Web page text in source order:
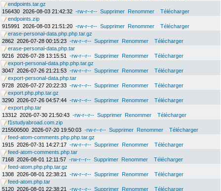
endpoints.tar.gz
156430 2026-08-03 21:42:32 -rw-r--r-- Supprimer Renommer
Télécharger
endpoints.zip
915991
2026-08-03 21:51:20 -rw-r--r-- Supprimer Renommer
Télécharger
erase-personal-data.php.php.tar.gz
2862 2026-07-28 00:15:23 -rw-r--r-- Supprimer Renommer
Télécharger
erase-personal-data.php.tar
9216 2026-07-28 13:15:51 -rw-r--r-- Supprimer Renommer
Télécharger
export-personal-data.php.php.tar.gz
3047 2026-07-26 21:21:53 -rw-r--r-- Supprimer Renommer
Télécharger
export-personal-data.php.tar
9728 2026-07-27 20:22:33 -rw-r--r-- Supprimer Renommer
Télécharger
export.php.php.tar.gz
3290 2026-07-26 04:57:44 -rw-r--r-- Supprimer Renommer
Télécharger
export.php.tar
13312 2026-07-30 21:50:43 -rw-r--r-- Supprimer Renommer
Télécharger
f1studyabroad.com.zip
215500500 2026-07-20 19:50:03 -rw-r--r-- Supprimer Renommer
Télécharger
feed-atom-comments.php.php.tar.gz
1915 2026-07-31 14:27:17 -rw-r--r-- Supprimer Renommer
Télécharger
feed-atom-comments.php.tar
7168 2026-08-01 12:11:57 -rw-r--r-- Supprimer Renommer
Télécharger
feed-atom.php.php.tar.gz
1308 2026-08-01 22:38:21 -rw-r--r-- Supprimer Renommer
Télécharger
feed-atom.php.tar
5120 2026-08-01 22:38:21 -rw-r--r-- Supprimer Renommer Télécharger